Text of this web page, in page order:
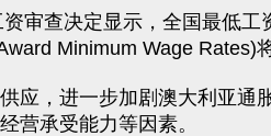
查决定显示，全国最低工
Minimum Wage Rates)
，进一步加剧澳大利亚通
营承受能力等因素。